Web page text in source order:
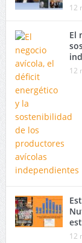
12
El
12
12